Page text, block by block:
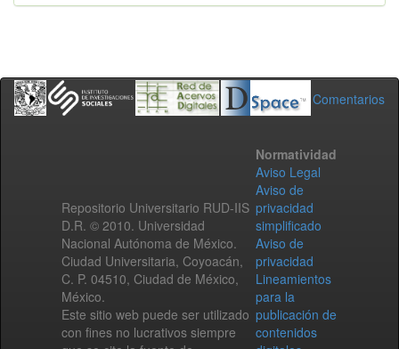
Comentarios
Repositorio Universitario RUD-IIS
D.R. © 2010. Universidad
Nacional Autónoma de México.
Ciudad Universitaria, Coyoacán,
C. P. 04510, Ciudad de México,
México.
Este sitio web puede ser utilizado
con fines no lucrativos siempre
Normatividad
Aviso Legal
Aviso de
privacidad
simplificado
Aviso de
privacidad
Lineamientos
para la
publicación de
contenidos